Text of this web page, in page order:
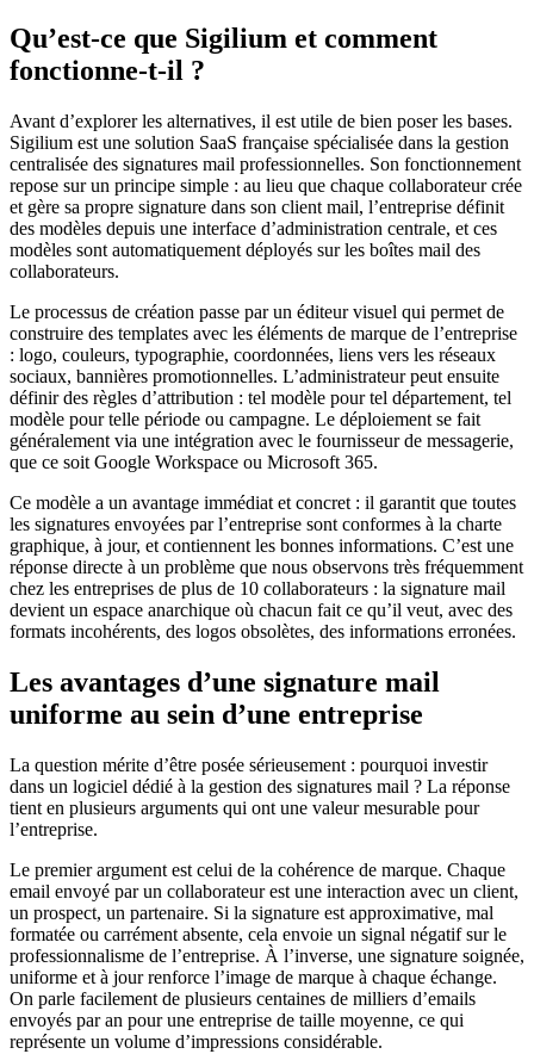
Qu’est-ce que Sigilium et comment
fonctionne-t-il ?
Avant d’explorer les alternatives, il est utile de bien poser les bases.
Sigilium est une solution SaaS française spécialisée dans la gestion
centralisée des signatures mail professionnelles. Son fonctionnement
repose sur un principe simple : au lieu que chaque collaborateur crée
et gère sa propre signature dans son client mail, l’entreprise définit
des modèles depuis une interface d’administration centrale, et ces
modèles sont automatiquement déployés sur les boîtes mail des
collaborateurs.
Le processus de création passe par un éditeur visuel qui permet de
construire des templates avec les éléments de marque de l’entreprise
: logo, couleurs, typographie, coordonnées, liens vers les réseaux
sociaux, bannières promotionnelles. L’administrateur peut ensuite
définir des règles d’attribution : tel modèle pour tel département, tel
modèle pour telle période ou campagne. Le déploiement se fait
généralement via une intégration avec le fournisseur de messagerie,
que ce soit Google Workspace ou Microsoft 365.
Ce modèle a un avantage immédiat et concret : il garantit que toutes
les signatures envoyées par l’entreprise sont conformes à la charte
graphique, à jour, et contiennent les bonnes informations. C’est une
réponse directe à un problème que nous observons très fréquemment
chez les entreprises de plus de 10 collaborateurs : la signature mail
devient un espace anarchique où chacun fait ce qu’il veut, avec des
formats incohérents, des logos obsolètes, des informations erronées.
Les avantages d’une signature mail
uniforme au sein d’une entreprise
La question mérite d’être posée sérieusement : pourquoi investir
dans un logiciel dédié à la gestion des signatures mail ? La réponse
tient en plusieurs arguments qui ont une valeur mesurable pour
l’entreprise.
Le premier argument est celui de la cohérence de marque. Chaque
email envoyé par un collaborateur est une interaction avec un client,
un prospect, un partenaire. Si la signature est approximative, mal
formatée ou carrément absente, cela envoie un signal négatif sur le
professionnalisme de l’entreprise. À l’inverse, une signature soignée,
uniforme et à jour renforce l’image de marque à chaque échange.
On parle facilement de plusieurs centaines de milliers d’emails
envoyés par an pour une entreprise de taille moyenne, ce qui
représente un volume d’impressions considérable.